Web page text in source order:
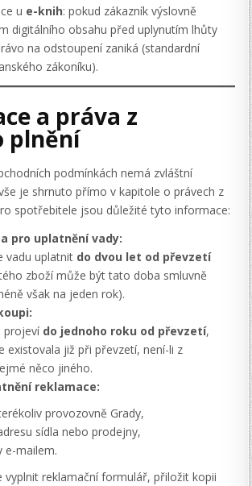
u e-knih: pokud zákazník výslovně
digitálního obsahu před uplynutím lhůty
na odstoupení zaniká (standardní
zákoníku).
a práva z
plnění
podmínkách nemá zvláštní
je shrnuto přímo v kapitole o právech z
spotřebitele jsou důležité tyto informace:
pro uplatnění vady:
vadu uplatnit do dvou let od převzetí
zboží může být tato doba smluvně
však na jeden rok).
projeví do jednoho roku od převzetí,
existovala již při převzetí, není-li z
něco jiného.
reklamace:
provozovně Grady,
sídla nebo prodejny,
e-mailem.
vyplnit reklamační formulář, přiložit kopii